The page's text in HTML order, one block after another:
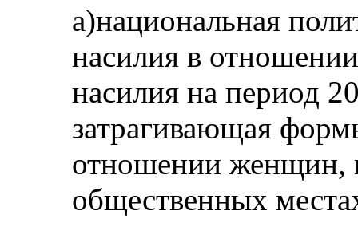
a)национальная
насилия в
насилия на период
затрагивающая
отношении женщин,
общественных